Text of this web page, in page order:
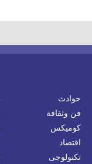
حوادث
فن وثقافة
كوميكس
اقتصاد
تكنولوجى